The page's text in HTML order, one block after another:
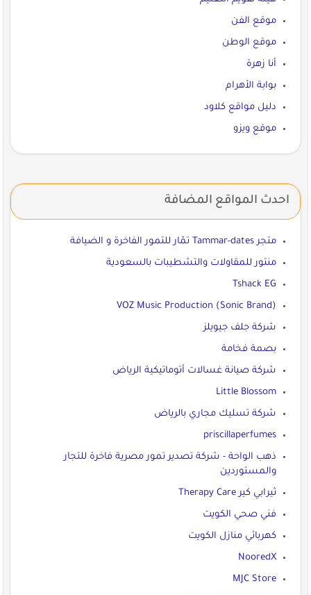
موقع الفن
موقع الوطن
أنا زهرة
بوابة الأهرام
دليل مواقع كلاود
موقع ويزو
احدث المواقع المضافة
متجر Tammar-dates تمّار للتمور الفاخرة و الضيافة
منتور للمقاولات والتشطيبات بالسعودية
Tshack EG
VOZ Music Production (Sonic Brand)
شركة جلف جيويلز
بصمة فخامة
شركة صيانة غسالات أتوماتيكية الرياض
Little Blossom
شركة تسليك مجاري بالرياض
priscillaperfumes
ذهب الواحة - شركة تصدير تمور مصرية فاخرة للتجار
والمستوردين
ثيرابي كير Therapy Care
فني صحي الكويت
كهربائي منازل الكويت
NooredX
MJC Store